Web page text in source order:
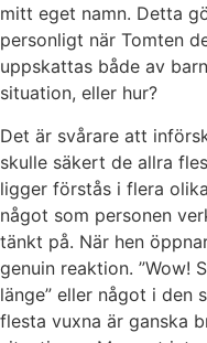
mitt eget namn. Detta
personligt när Tomten
uppskattas både av
situation, eller hur?
Det är svårare att
skulle säkert de allra
ligger förstås i flera
något som personen
tänkt på. När hen
genuin reaktion. ”Wow!
länge” eller något i den
flesta vuxna är ganska